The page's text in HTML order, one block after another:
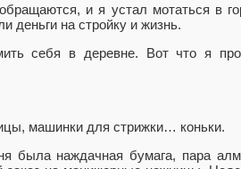
и я устал мотаться в
деньги на стройку и жизнь.
себя в деревне. Вот что я
машинки для стрижки… коньки.
была наждачная бумага, пара